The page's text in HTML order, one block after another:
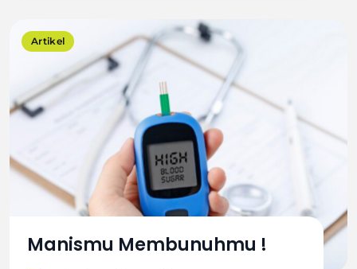
Artikel
Manismu Membunuhmu !